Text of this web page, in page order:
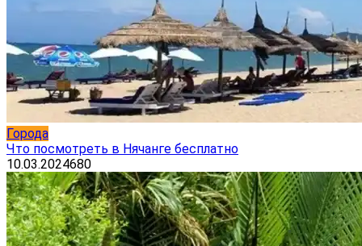
Города
Что посмотреть в Нячанге бесплатно
10.03.2024680